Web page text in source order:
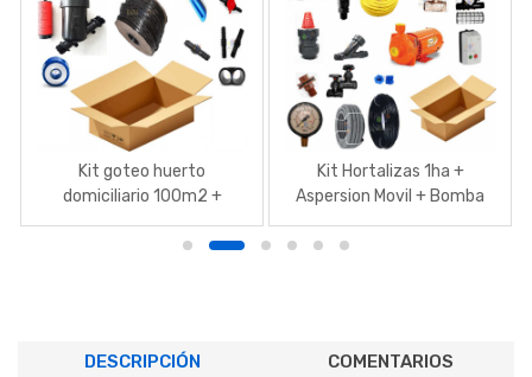
Kit goteo huerto
domiciliario 100m2 +
Conexion grifo
Kit Hortalizas 1ha +
Aspersion Movil + Bomba
2hp + Bailarinas
DESCRIPCIÓN COMENTARIOS